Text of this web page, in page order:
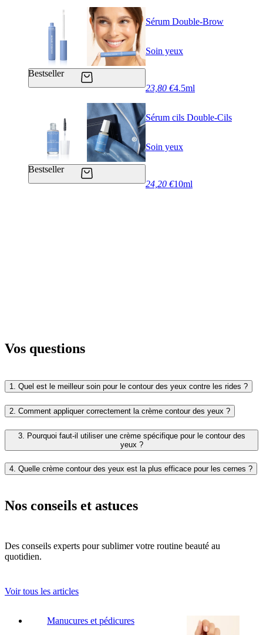
Bestseller
Sérum Double-Brow
Soin yeux
23,80 €4.5ml
Bestseller
Sérum cils Double-Cils
Soin yeux
24,20 €10ml
Vos questions
1. Quel est le meilleur soin pour le contour des yeux contre les rides ?
2. Comment appliquer correctement la crème contour des yeux ?
3. Pourquoi faut-il utiliser une crème spécifique pour le contour des
yeux ?
4. Quelle crème contour des yeux est la plus efficace pour les cernes ?
Nos conseils et astuces
Des conseils experts pour sublimer votre routine beauté au
quotidien.
Voir tous les articles
Manucures et pédicures